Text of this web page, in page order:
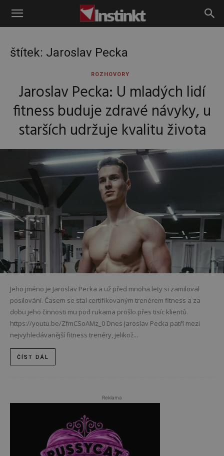
Instinkt
štítek: Jaroslav Pecka
ROZHOVORY
Jaroslav Pecka: U mladých lidí
fitness buduje zdravé návyky, u
starších udržuje kvalitu života
Jeho jméno je Jaroslav Pecka a už před mnoha lety si zamiloval
posilování. Časem se stal certifikovaným trenérem fitness a za
dobu jeho činnosti mu pod rukama prošlo přes tisíc klientů.
https://youtu.be/ZfmCSoAMz_0 Dnes Jaroslav Pecka patří mezi
nejvyhledávanější fitness trenéry, jelikož...
ČÍST DÁL
Reklama